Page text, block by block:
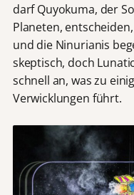
darf Quyokuma, der
Planeten,
und die Ninurianis
skeptisch, doch
schnell an, was zu
Verwicklungen führt.